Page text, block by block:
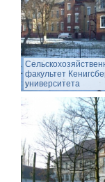
факультет
университета